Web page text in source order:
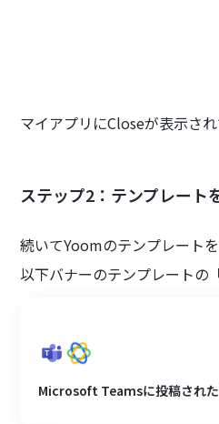
マイアプリにCloseが表示さ
ステップ2：テンプレート
続いてYoomのテンプレートを
以下バナーのテンプレートの
Microsoft Teamsに投稿され